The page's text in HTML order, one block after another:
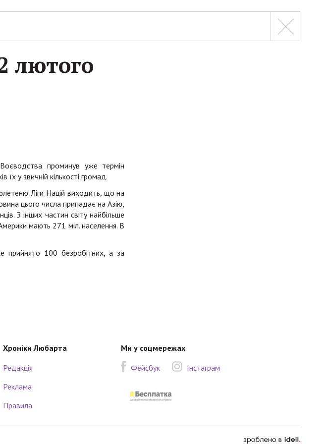
лютого
проминув уже термін
їх у звичній кількості громад.
Ліги Націй виходить, що на
цього числа припадає на Азію,
З інших частин світу найбільше
мають 271 міл. населення. В
100 безробітних, а за
Хроніки Любарта
Редакція
Реклама
Правила
Ми у соцмережах
Фейсбук
Інстаграм
зроблено